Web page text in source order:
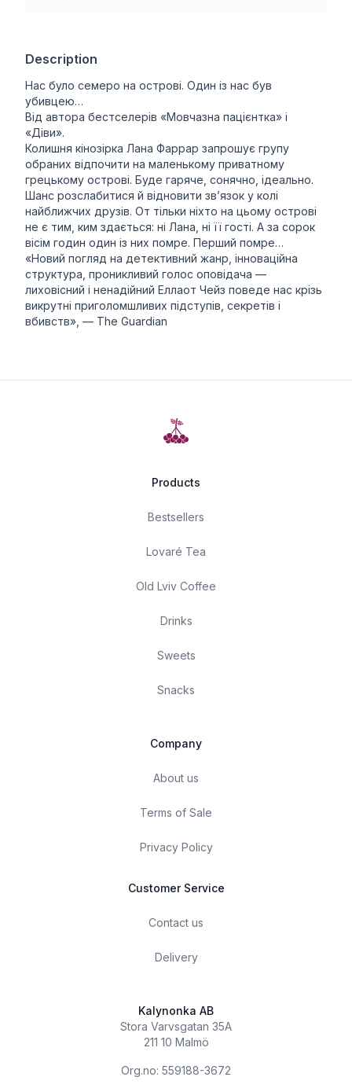
Description
Нас було семеро на острові. Один із нас був
убивцею…
Від автора бестселерів «Мовчазна пацієнтка» і
«Діви».
Колишня кінозірка Лана Фаррар запрошує групу
обраних відпочити на маленькому приватному
грецькому острові. Буде гаряче, сонячно, ідеально.
Шанс розслабитися й відновити зв’язок у колі
найближчих друзів. От тільки ніхто на цьому острові
не є тим, ким здається: ні Лана, ні її гості. А за сорок
вісім годин один із них помре. Перший помре…
«Новий погляд на детективний жанр, інноваційна
структура, проникливий голос оповідача —
лиховісний і ненадійний Еллаот Чейз поведе нас крізь
викрутні приголомшливих підступів, секретів і
вбивств», — The Guardian
Products
Bestsellers
Lovaré Tea
Old Lviv Coffee
Drinks
Sweets
Snacks
Company
About us
Terms of Sale
Privacy Policy
Customer Service
Contact us
Delivery
Kalynonka AB
Stora Varvsgatan 35A
211 10 Malmö
Org.no: 559188-3672